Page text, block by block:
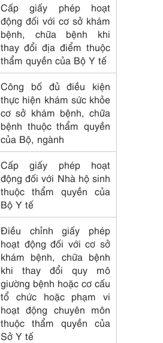
Cấp giấy phép hoạt
động đối với cơ sở khám
bệnh, chữa bệnh khi
thay đổi địa điểm thuộc
thẩm quyền của Bộ Y tế
Công bố đủ điều kiện
thực hiện khám sức khỏe
cơ sở khám bệnh, chữa
bệnh thuộc thẩm quyền
của Bộ, ngành
Cấp giấy phép hoạt
động đối với Nhà hộ sinh
thuộc thẩm quyền của
Bộ Y tế
Điều chỉnh giấy phép
hoạt động đối với cơ sở
khám bệnh, chữa bệnh
khi thay đổi quy mô
giường bệnh hoặc cơ cấu
tổ chức hoặc phạm vi
hoạt động chuyên môn
thuộc thẩm quyền của
Sở Y tế